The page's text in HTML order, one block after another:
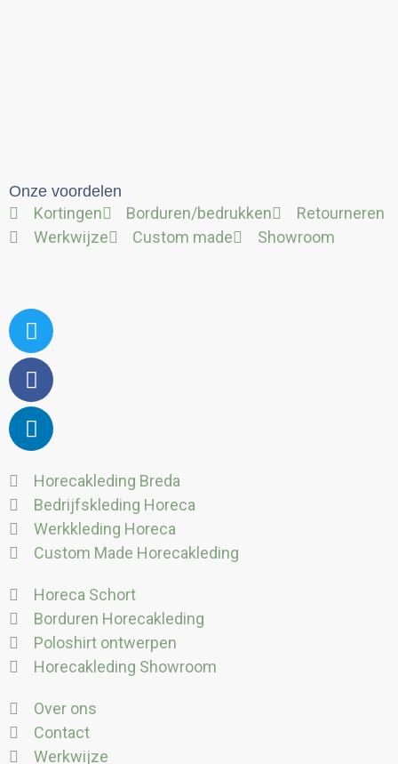
Onze voordelen
Kortingen Borduren/bedrukken
Retourneren
Werkwijze
Custom made Showroom
Twitter
Facebook
Linkedin
Horecakleding Breda
Bedrijfskleding Horeca
Werkkleding Horeca
Custom Made Horecakleding
Horeca Schort
Borduren Horecakleding
Poloshirt ontwerpen
Horecakleding Showroom
Over ons
Contact
Werkwijze